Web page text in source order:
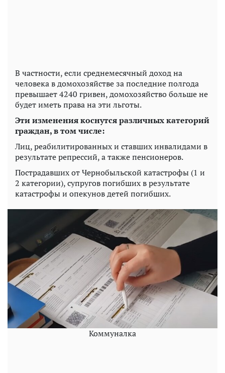
В частности, если среднемесячный доход на
человека в домохозяйстве за последние полгода
превышает 4240 гривен, домохозяйство больше не
будет иметь права на эти льготы.
Эти изменения коснутся различных категорий
граждан, в том числе:
Лиц, реабилитированных и ставших инвалидами в
результате репрессий, а также пенсионеров.
Пострадавших от Чернобыльской катастрофы (1 и
2 категории), супругов погибших в результате
катастрофы и опекунов детей погибших.
Коммуналка